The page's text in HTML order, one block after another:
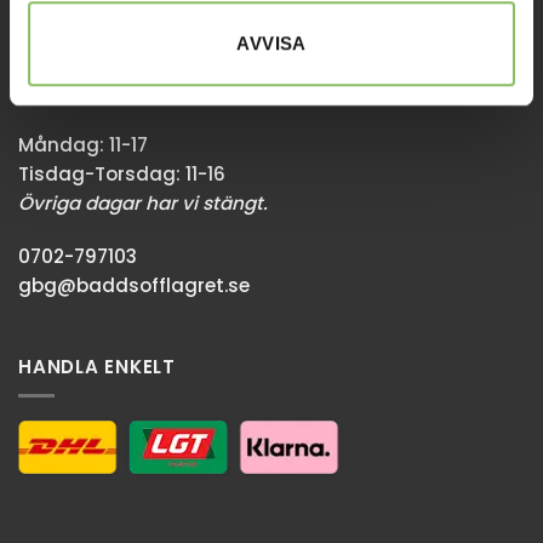
AVVISA
Stora Åvägen 17,
Sommaröppettider:
Måndag: 11-17
Tisdag-Torsdag: 11-16
Övriga dagar har vi stängt.
0702-797103
gbg@baddsofflagret.se
HANDLA ENKELT